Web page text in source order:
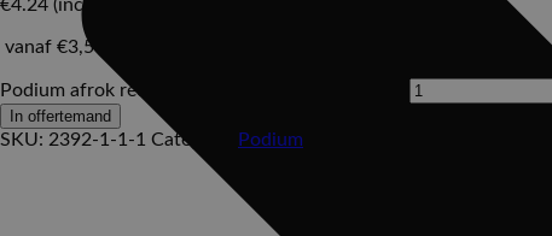
€4.24 (incl. BTW)
vanaf €3,50 per meter
Podium afrok recht 100 cm zwart, per m. aantal
In offertemand
SKU: 2392-1-1-1 Category: Podium